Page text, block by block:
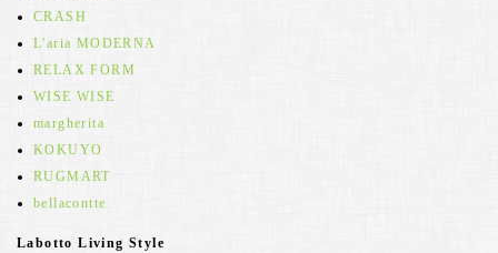
CRASH
L'aria MODERNA
RELAX FORM
WISE WISE
margherita
KOKUYO
RUGMART
bellacontte
Labotto Living Style